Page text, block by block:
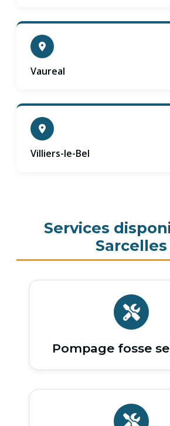
Vaureal
Villiers-le-Bel
Services
Sarcelles
Pompage fosse